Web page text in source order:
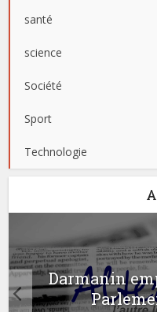
santé
science
Société
Sport
Technologie
Darmanin